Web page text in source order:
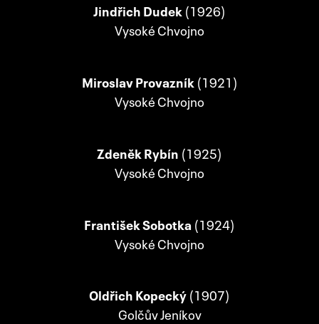
Jindřich Dudek(1926)
Vysoké Chvojno
Miroslav Provazník (1921)
Vysoké Chvojno
Zdeněk Rybín (1925)
Vysoké Chvojno
František Sobotka(1924)
Vysoké Chvojno
Oldřich Kopecký(1907)
Golčův Jeníkov